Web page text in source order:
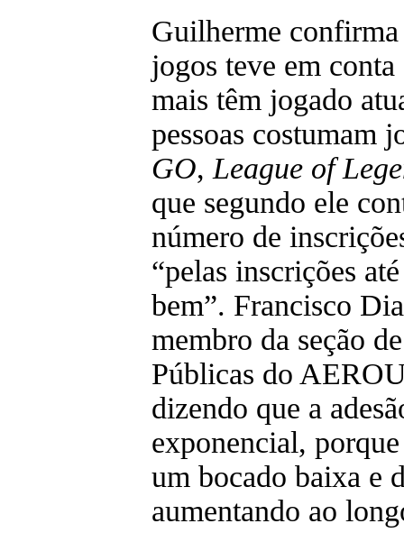
Guilherme confirma
jogos teve em conta
mais têm jogado
pessoas costumam
GO, League of
que segundo ele
número de
“pelas inscrições
bem”. Francisco
membro da seção
Públicas do
dizendo que a
exponencial,
um bocado baixa e
aumentando ao